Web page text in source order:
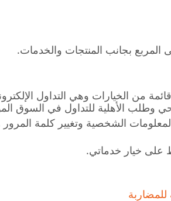
المربع بجانب المنتجات والخدمات.
من الخيارات وهي التداول
وطلب الأهلية للتداول في السوق
الشخصية وتغيير كلمة
على خيار خدماتي.